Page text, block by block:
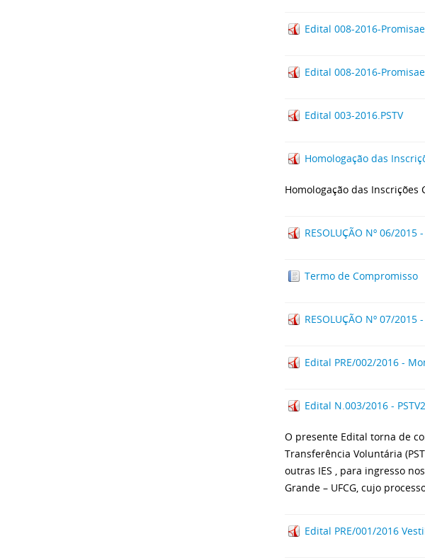
Edital 008-2016-
Edital 008-2016-
Edital 003-2016.PSTV
Homologação das
Homologação das Inscrições
RESOLUÇÃO Nº 06/
Termo de Compromisso
RESOLUÇÃO Nº 07/
Edital PRE/002/2016 -
Edital N.003/2016 -
O presente Edital torna de
Transferência Voluntária
outras IES , para ingresso
Grande – UFCG, cujo
Edital PRE/001/2016